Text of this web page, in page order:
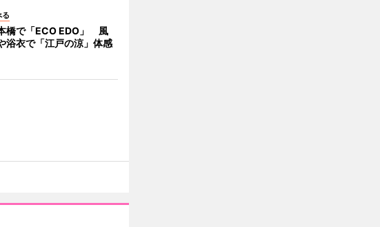
る
橋で「ECO EDO」 風
浴衣で「江戸の涼」体感